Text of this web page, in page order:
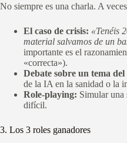
No siempre es una charla. A
El caso de crisis: «Tenéis
material salvamos de un
importante es el
«correcta»).
Debate sobre un tema del
de la IA en la sanidad o la
Role-playing: Simular una
difícil.
3. Los 3 roles ganadores